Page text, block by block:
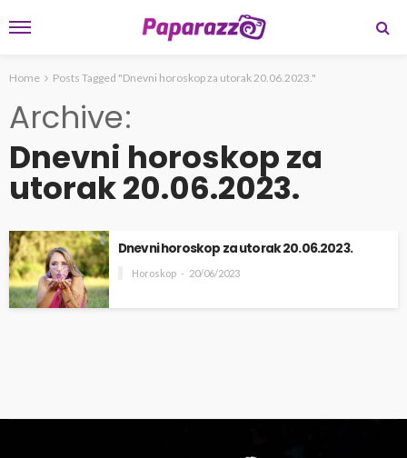
Home Posts Tagged "Dnevni horoskop za utorak 20.06.2023."
Archive
Dnevni horoskop za
utorak 20.06.2023.
Dnevni horoskop za utorak 20.06.2023.
Horoskop 20/06/2023